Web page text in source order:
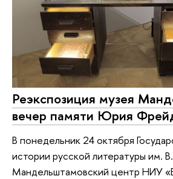
Реэкспозиция музея
вечер памяти Юрия
В понедельник 24 октября
истории русской литературы им.
Мандельштамовский центр НИУ